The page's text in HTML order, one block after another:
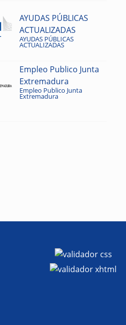
AYUDAS PÚBLICAS
ACTUALIZADAS
AYUDAS PÚBLICAS
ACTUALIZADAS
Empleo Publico Junta
Extremadura
Empleo Publico Junta
Extremadura